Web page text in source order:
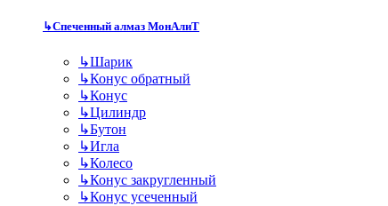
↳Спеченный алмаз МонАлиТ
↳Шарик
↳Конус обратный
↳Конус
↳Цилиндр
↳Бутон
↳Игла
↳Колесо
↳Конус закругленный
↳Конус усеченный